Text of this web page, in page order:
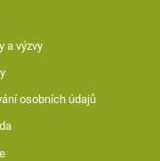
a výzvy
osobních údajů